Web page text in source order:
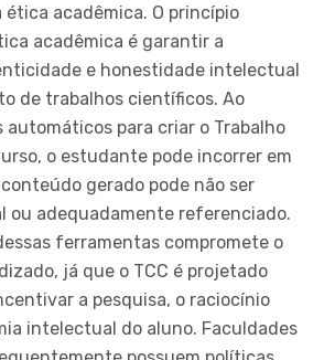
ética acadêmica. O princípio
acadêmica é garantir a
e honestidade intelectual
de trabalhos científicos. Ao
automáticos para criar o Trabalho
o estudante pode incorrer em
gerado pode não ser
ou adequadamente referenciado.
ferramentas compromete o
já que o TCC é projetado
a pesquisa, o raciocínio
intelectual do aluno. Faculdades